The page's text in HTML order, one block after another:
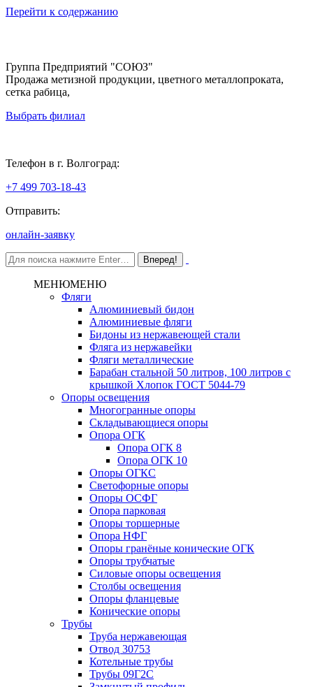
Перейти к содержанию
Группа Предприятий "СОЮЗ"
Продажа метизной продукции, цветного металлопроката,
сетка рабица,
Выбрать филиал
Телефон в г. Волгоград:
+7 499 703-18-43
Отправить:
онлайн-заявку
МЕНЮМЕНЮ
Фляги
Алюминиевый бидон
Алюминиевые фляги
Бидоны из нержавеющей стали
Фляга из нержавейки
Фляги металлические
Барабан стальной 50 литров, 100 литров с
крышкой Хлопок ГОСТ 5044-79
Опоры освещения
Многогранные опоры
Складывающиеся опоры
Опора ОГК
Опора ОГК 8
Опора ОГК 10
Опоры ОГКС
Светофорные опоры
Опоры ОСФГ
Опора парковая
Опоры торшерные
Опора НФГ
Опоры гранёные конические ОГК
Опоры трубчатые
Силовые опоры освещения
Столбы освещения
Опоры фланцевые
Конические опоры
Трубы
Труба нержавеющая
Отвод 30753
Котельные трубы
Трубы 09Г2С